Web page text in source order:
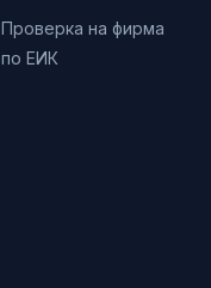
Проверка на фирма
по ЕИК